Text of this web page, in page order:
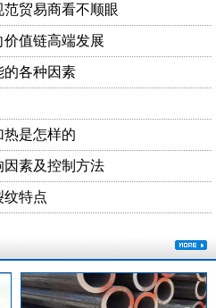
贸易商看不顺眼
值链高端发展
的各种因素
是怎样的
因素及控制方法
纹特点